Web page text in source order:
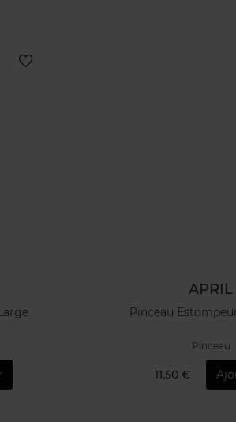
APRIL
Pinceau
Pinceau
11,50 €